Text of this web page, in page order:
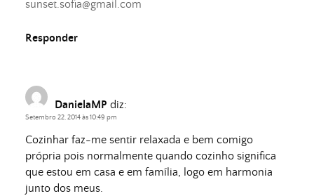
sunset.sofia@gmail.com
Responder
DanielaMP diz:
Setembro 22, 2014 às 10:49 pm
Cozinhar faz-me sentir relaxada e bem comigo
própria pois normalmente quando cozinho significa
que estou em casa e em família, logo em harmonia
junto dos meus.